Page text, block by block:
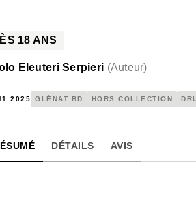
18 ANS
Eleuteri Serpieri (Auteur)
GLÉNAT BD HORS COLLECTION
DÉTAILS AVIS